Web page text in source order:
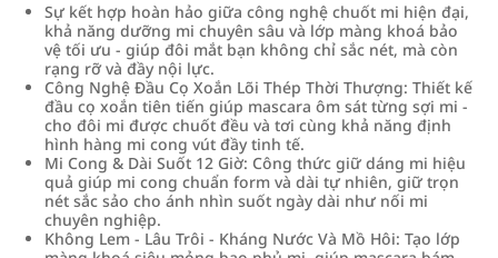
Sự kết hợp hoàn hảo giữa công nghệ chuốt mi hiện đại,
khả năng dưỡng mi chuyên sâu và lớp màng khoá bảo
vệ tối ưu - giúp đôi mắt bạn không chỉ sắc nét, mà còn
rạng rỡ và đầy nội lực.
Công Nghệ Đầu Cọ Xoắn Lõi Thép Thời Thượng: Thiết kế
đầu cọ xoắn tiên tiến giúp mascara ôm sát từng sợi mi -
cho đôi mi được chuốt đều và tơi cùng khả năng định
hình hàng mi cong vút đầy tinh tế.
Mi Cong & Dài Suốt 12 Giờ: Công thức giữ dáng mi hiệu
quả giúp mi cong chuẩn form và dài tự nhiên, giữ trọn
nét sắc sảo cho ánh nhìn suốt ngày dài như nối mi
chuyên nghiệp.
Không Lem - Lâu Trôi - Kháng Nước Và Mồ Hôi: Tạo lớp